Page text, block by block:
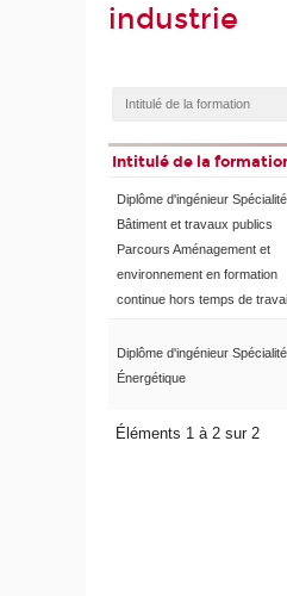
industrie
Intitulé de la
Diplôme d'ingénieur Spécialité
Bâtiment et travaux publics
Parcours Aménagement et
environnement en formation
continue hors temps de
Diplôme d'ingénieur Spécialité
Énergétique
Éléments 1 à 2 sur 2